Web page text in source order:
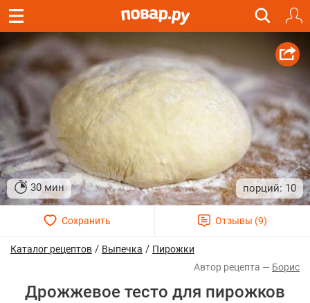
30 мин 10
Каталог рецептов / Выпечка / Пирожки
Борис
Дрожжевое тесто для пирожков